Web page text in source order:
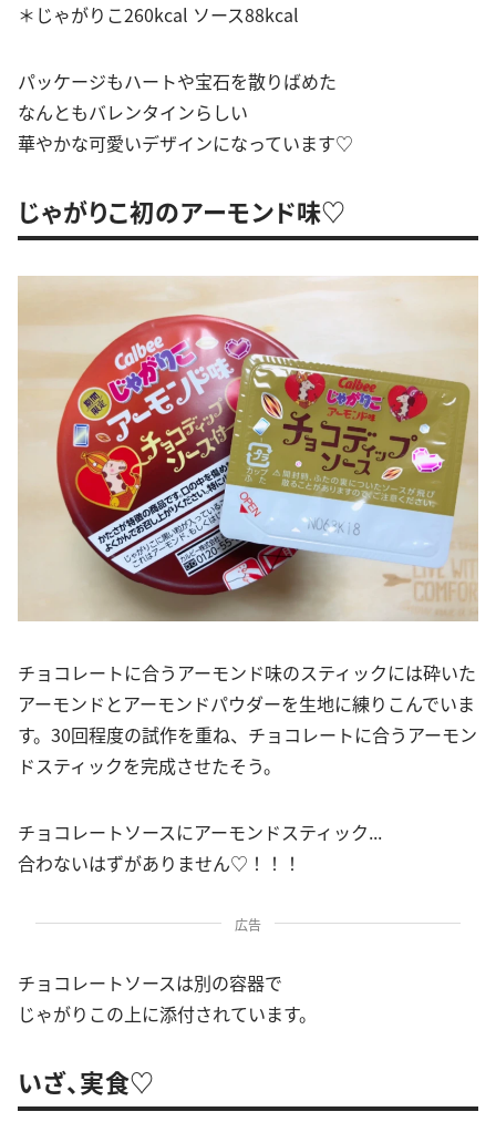
＊じゃがりこ260kcal ソース88kcal
パッケージもハートや宝石を散りばめた
なんともバレンタインらしい
華やかな可愛いデザインになっています♡
じゃがりこ初のアーモンド味♡
チョコレートに合うアーモンド味のスティックには砕いた
アーモンドとアーモンドパウダーを生地に練りこんでいま
す。30回程度の試作を重ね、チョコレートに合うアーモン
ドスティックを完成させたそう。
チョコレートソースにアーモンドスティック...
合わないはずがありません♡！！！
広告
チョコレートソースは別の容器で
じゃがりこの上に添付されています。
いざ、実食♡